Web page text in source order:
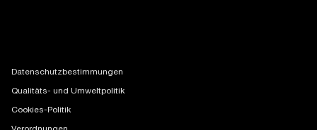
Datenschutzbestimmungen
Qualitäts- und Umweltpolitik
Cookies-Politik